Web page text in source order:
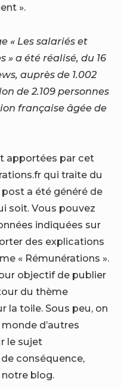
».
« Les salariés et
» a été réalisé, du 16
auprès de 1.002
de 2.109 personnes
française âgée de
apportées par cet
qui traite du
post a été généré de
soit. Vous pouvez
indiquées sur
des explications
« Rémunérations ».
objectif de publier
du thème
la toile. Sous peu, on
d’autres
le sujet
de conséquence,
blog.